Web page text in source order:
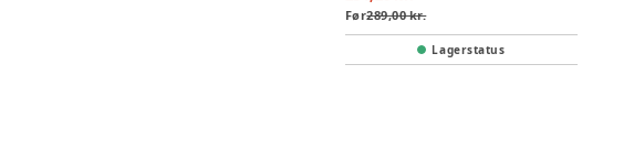
Før289,00 kr.
Lagerstatus